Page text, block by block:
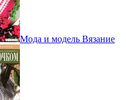
Мода и модель Вязание